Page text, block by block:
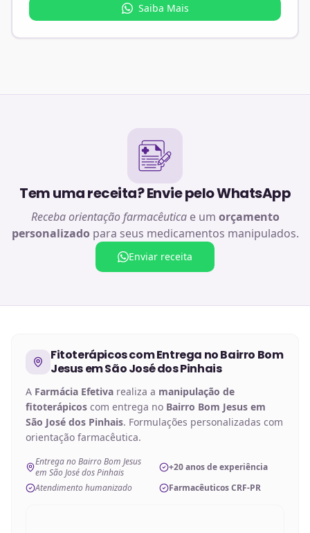
Saiba Mais
Tem uma receita? Envie pelo WhatsApp
Receba orientação farmacêuticae um orçamento
personalizado para seus medicamentos manipulados.
Enviar receita
Fitoterápicoscom Entrega noBairro Bom
Jesus em São José dos Pinhais
A Farmácia Efetiva realiza a manipulação de
fitoterápicos com entrega no Bairro Bom Jesus em
São José dos Pinhais. Formulações personalizadas com
orientação farmacêutica.
Entrega no Bairro Bom Jesus
em São José dos Pinhais
+20 anos de experiência
Atendimento humanizado
Farmacêuticos CRF-PR